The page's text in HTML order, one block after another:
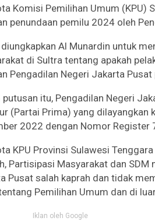
Komisi Pemilihan Umum (KPU)
penundaan pemilu 2024 oleh
diungkapkan Al Munardin untuk
di Sultra tentang apakah
Pengadilan Negeri Jakarta
putusan itu, Pengadilan Negeri
(Partai Prima) yang dilayangkan
2022 dengan Nomor
KPU Provinsi Sulawesi
Partisipasi Masyarakat dan
Pusat salah kaprah dan tidak
Pemilihan Umum dan di
Iklan oleh Google